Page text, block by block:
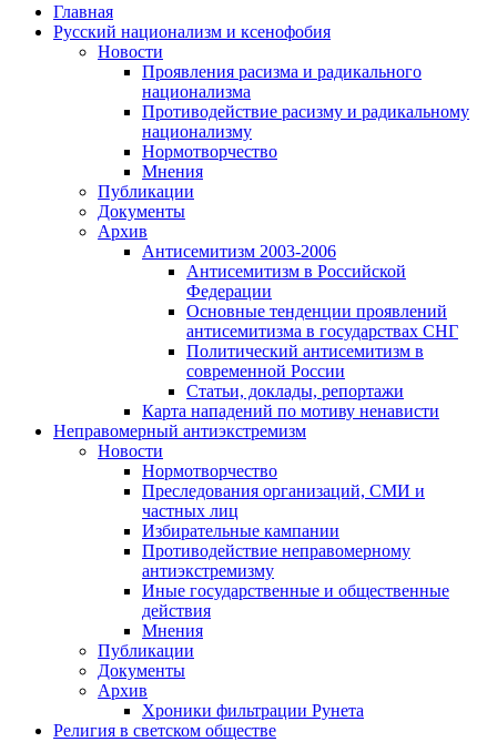
Главная
Русский национализм и ксенофобия
Новости
Проявления расизма и радикального
национализма
Противодействие расизму и радикальному
национализму
Нормотворчество
Мнения
Публикации
Документы
Архив
Антисемитизм 2003-2006
Антисемитизм в Российской
Федерации
Основные тенденции проявлений
антисемитизма в государствах СНГ
Политический антисемитизм в
современной России
Статьи, доклады, репортажи
Карта нападений по мотиву ненависти
Неправомерный антиэкстремизм
Новости
Нормотворчество
Преследования организаций, СМИ и
частных лиц
Избирательные кампании
Противодействие неправомерному
антиэкстремизму
Иные государственные и общественные
действия
Мнения
Публикации
Документы
Архив
Хроники фильтрации Рунета
Религия в светском обществе